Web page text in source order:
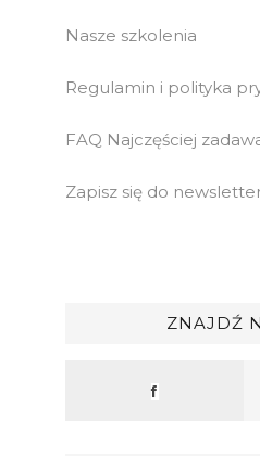
Nasze szkolenia
Regulamin i polityka
FAQ Najczęściej
Zapisz się do
ZNAJDŹ